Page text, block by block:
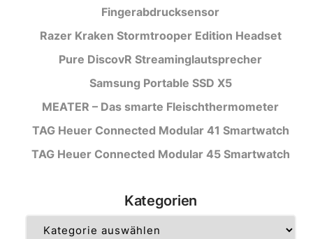
Fingerabdrucksensor
Razer Kraken Stormtrooper Edition Headset
Pure DiscovR Streaminglautsprecher
Samsung Portable SSD X5
MEATER – Das smarte Fleischthermometer
TAG Heuer Connected Modular 41 Smartwatch
TAG Heuer Connected Modular 45 Smartwatch
Kategorien